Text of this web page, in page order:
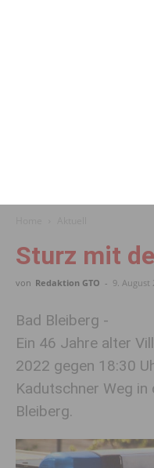
Sturz mit
von Redaktion GTO - 9. August
Bad Bleiberg -
Ein 46 Jahre alter
2022 gegen 18:30
Kadutschner Weg
Bleiberg.